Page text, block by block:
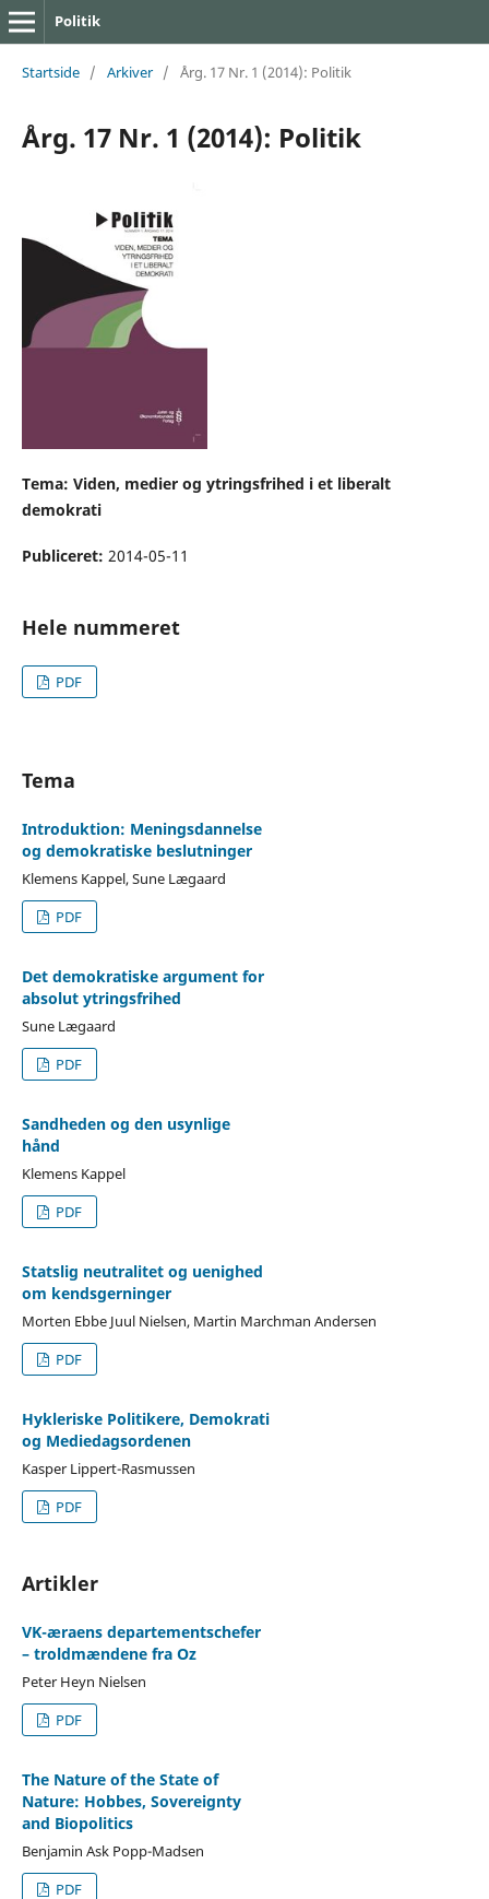
Politik
Startside / Arkiver / Årg. 17 Nr. 1 (2014): Politik
Årg. 17 Nr. 1 (2014): Politik
Tema: Viden, medier og ytringsfrihed i et liberalt
demokrati
Publiceret: 2014-05-11
Hele nummeret
PDF
Tema
Introduktion: Meningsdannelse
og demokratiske beslutninger
Klemens Kappel, Sune Lægaard
PDF
Det demokratiske argument for
absolut ytringsfrihed
Sune Lægaard
PDF
Sandheden og den usynlige
hånd
Klemens Kappel
PDF
Statslig neutralitet og uenighed
om kendsgerninger
Morten Ebbe Juul Nielsen, Martin Marchman Andersen
PDF
Hykleriske Politikere, Demokrati
og Mediedagsordenen
Kasper Lippert-Rasmussen
PDF
Artikler
VK-æraens departementschefer
– troldmændene fra Oz
Peter Heyn Nielsen
PDF
The Nature of the State of
Nature: Hobbes, Sovereignty
and Biopolitics
Benjamin Ask Popp-Madsen
PDF